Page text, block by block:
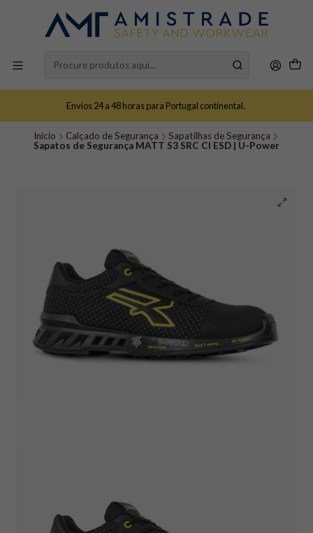
Envios 24 a 48 horas para Portugal continental.
Início Calçado de Segurança
Sapatilhas de Segurança
Sapatos de Segurança MATT S3 SRC CI ESD | U-Power